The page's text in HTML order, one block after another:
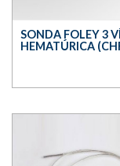
SONDA FOLEY 3
HEMATÚRICA